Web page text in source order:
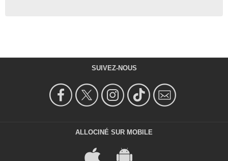
SUIVEZ-NOUS
ALLOCINÉ SUR MOBILE